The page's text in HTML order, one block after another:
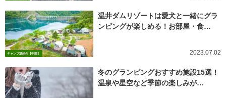
キャンプ場紹介【中国】
温井ダムリゾートは愛犬と一緒にグラ
ンピングが楽しめる！お部屋・食…
2023.07.02
冬のグランピングおすすめ施設15選！
温泉や星空など季節の楽しみが…